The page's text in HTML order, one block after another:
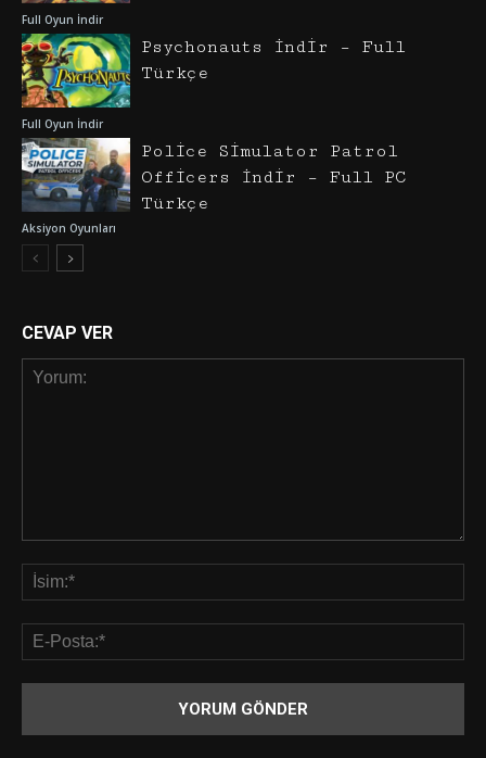
Full Oyun İndir
Full Oyun İndir
Psychonauts İndir – Full
Türkçe
Aksiyon Oyunları
Police Simulator Patrol
Officers İndir – Full PC
Türkçe
CEVAP VER